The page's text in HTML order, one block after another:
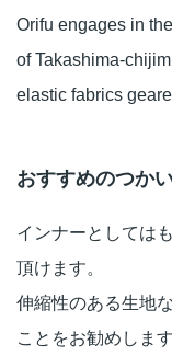
Orifu engages in
of Takashima-
elastic fabrics
おすすめのつか
インナーとしては
頂けます。
伸縮性のある生地
ことをお勧めします